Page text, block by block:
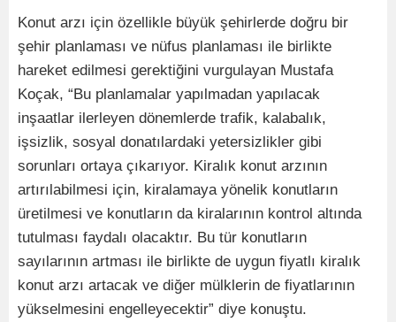
Konut arzı için özellikle büyük şehirlerde doğru bir
şehir planlaması ve nüfus planlaması ile birlikte
hareket edilmesi gerektiğini vurgulayan Mustafa
Koçak, “Bu planlamalar yapılmadan yapılacak
inşaatlar ilerleyen dönemlerde trafik, kalabalık,
işsizlik, sosyal donatılardaki yetersizlikler gibi
sorunları ortaya çıkarıyor. Kiralık konut arzının
artırılabilmesi için, kiralamaya yönelik konutların
üretilmesi ve konutların da kiralarının kontrol altında
tutulması faydalı olacaktır. Bu tür konutların
sayılarının artması ile birlikte de uygun fiyatlı kiralık
konut arzı artacak ve diğer mülklerin de fiyatlarının
yükselmesini engelleyecektir” diye konuştu.